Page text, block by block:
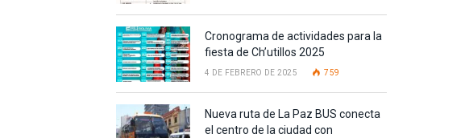
Cronograma de actividades para la
fiesta de Ch’utillos 2025
4 DE FEBRERO DE 2025 759
Nueva ruta de La Paz BUS conecta
el centro de la ciudad con